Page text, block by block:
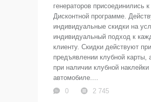
генераторов присоединились к
Дисконтной программе.
индивидуальные скидки на
индивидуальный подход к
клиенту. Скидки действуют при
предъявлении клубной карты,
при наличии клубной наклейки
автомобиле....
0
2 745